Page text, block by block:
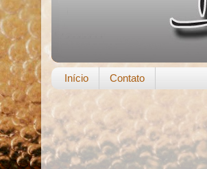
Início Contato